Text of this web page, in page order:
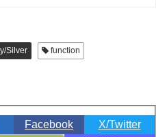
Silver function
Facebook
X/Twitter